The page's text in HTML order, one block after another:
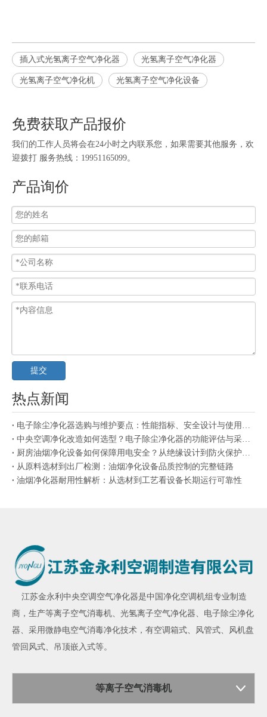
插入式光氢离子空气净化器 光氢离子空气净化器
光氢离子空气净化机 光氢离子空气净化设备
免费获取产品报价
我们的工作人员将会在24小时之内联系您，如果需要其他服务，欢
迎拨打 服务热线：19951165099。
产品询价
提交
热点新闻
从原料选材到出厂检测：油烟净化设备品质控制的完整链路
油烟净化器耐用性解析：从选材到工艺看设备长期运行可靠性
江苏金永利 中央空调空气净化器是中国净化空调机组专业制造
商，生产等离子空气消毒机 光氢离子空气净化器
电子除尘净化
器 、采用微静电空气消毒净化技术，有空调箱式、风管式、风机盘
管回风式、吊顶嵌入式等。
等离子空气消毒机